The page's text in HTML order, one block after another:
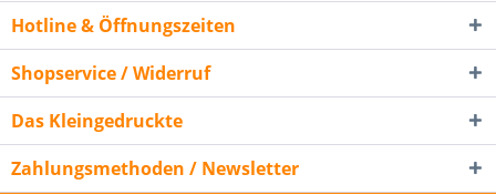
Hotline & Öffnungszeiten
Shopservice / Widerruf
Das Kleingedruckte
Zahlungsmethoden / Newsletter